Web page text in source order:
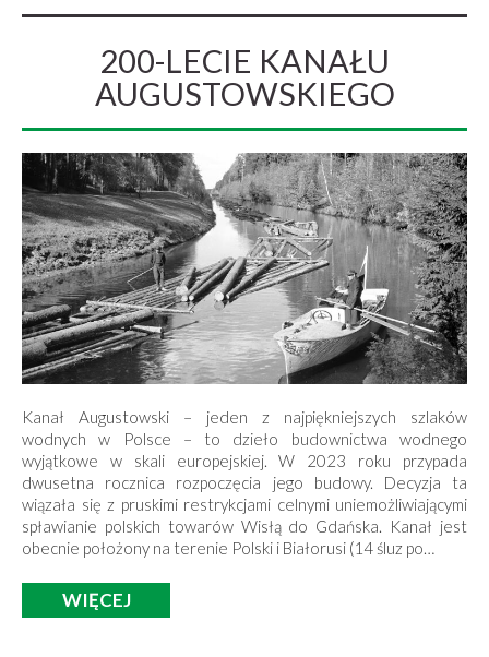
200-LECIE KANAŁU
AUGUSTOWSKIEGO
Kanał Augustowski – jeden z najpiękniejszych szlaków
wodnych w Polsce – to dzieło budownictwa wodnego
wyjątkowe w skali europejskiej. W 2023 roku przypada
dwusetna rocznica rozpoczęcia jego budowy. Decyzja ta
wiązała się z pruskimi restrykcjami celnymi uniemożliwiającymi
spławianie polskich towarów Wisłą do Gdańska. Kanał jest
obecnie położony na terenie Polski i Białorusi (14 śluz po…
WIĘCEJ